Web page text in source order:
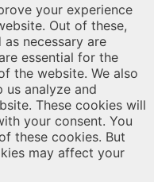
your experience
Out of these,
necessary are
essential for the
the website. We also
analyze and
These cookies will
your consent. You
these cookies. But
may affect your